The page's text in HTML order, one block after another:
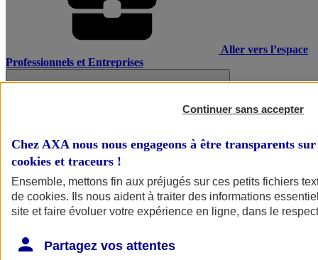
Aller vers l’espace
Professionnels et Entreprises
Continuer sans accepter
Chez AXA nous nous engageons à être transparents
cookies et traceurs !
Ensemble, mettons fin aux préjugés sur ces petits fichiers
de cookies. Ils nous aident à traiter des informations
site et faire évoluer votre expérience en ligne, dans le
Partagez vos attentes